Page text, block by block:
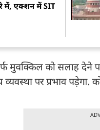
में, एक्शन में SIT
मुवक्किल को सलाह देने
पर प्रभाव पड़ेगा.